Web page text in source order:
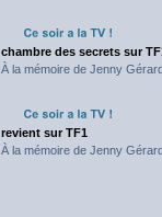
chambre des secrets sur
À la mémoire de Jenny
revient sur TF1
À la mémoire de Jenny